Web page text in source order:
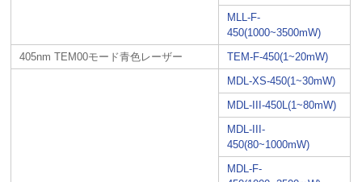
MLL-F-
450(1000~3500mW)
405nm TEM00モード青色レーザー
TEM-F-450(1~20mW)
MDL-XS-450(1~30mW)
MDL-III-450L(1~80mW)
MDL-III-
450(80~1000mW)
MDL-F-